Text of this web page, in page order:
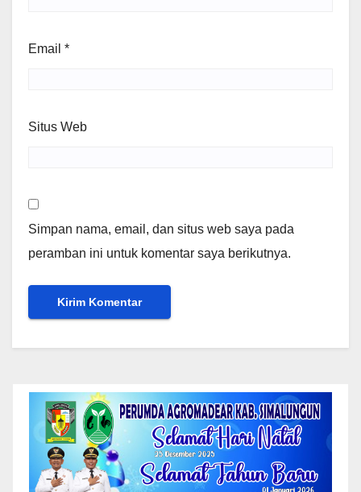
Email *
Situs Web
Simpan nama, email, dan situs web saya pada
peramban ini untuk komentar saya berikutnya.